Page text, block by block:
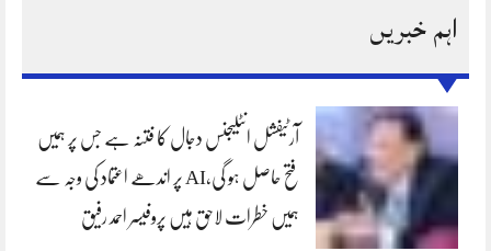
اہم خبریں
آرٹیفشل انٹلیجنس دجال کا فتنہ ہے جس پر ہمیں
فتح حاصل ہو گی،AI پر اندھے اعتماد کی وجہ سے
ہمیں خطرات لاحق ہیں پروفیسر احمد رفیق